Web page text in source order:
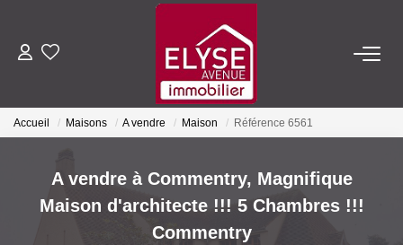
ACHETER
ESTIMER
Accueil Maisons A vendre Maison Référence 6561
A vendre à Commentry, Magnifique
Maison d'architecte !!! 5 Chambres !!!
Commentry